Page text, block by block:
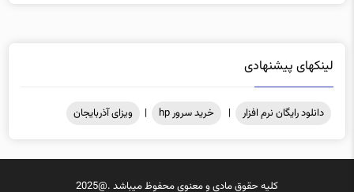
لینکهای پیشنهادی